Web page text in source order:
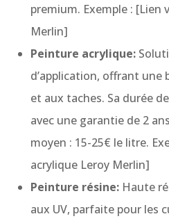
premium. Exemple : [Lien
Merlin]
Peinture acrylique:
d’application, offrant une
et aux taches. Sa durée
avec une garantie de 2
moyen : 15-25€ le litre.
acrylique Leroy Merlin]
Peinture résine: Haute
aux UV, parfaite pour les